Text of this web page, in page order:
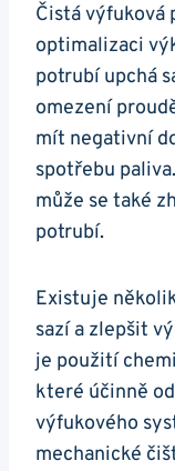
Čistá ‌výfuková
optimalizaci⁣
potrubí upchá
‌omezení
mít negativní
spotřebu
může se také
potrubí.
Existuje
⁢sazí a‍ zlepšit​
je použití
které účinně
výfukového⁤
mechanické